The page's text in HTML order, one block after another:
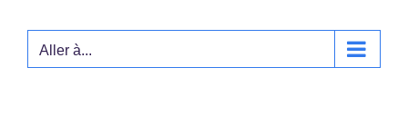
Aller à...